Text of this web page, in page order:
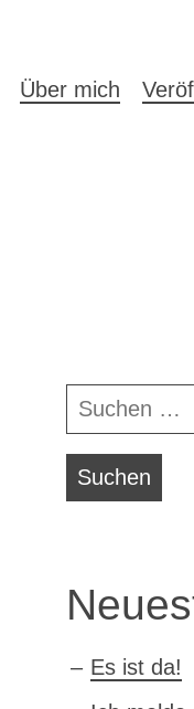
Über mich
Suchen
nach:
Es ist da!